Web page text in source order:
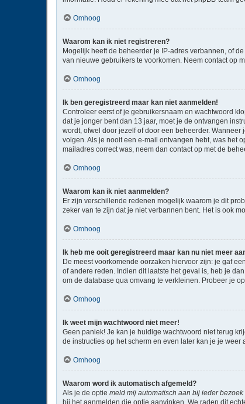
Omhoog
Waarom kan ik niet registreren?
Mogelijk heeft de beheerder je IP-adres verbannen, of
van nieuwe gebruikers te voorkomen. Neem contact op
Omhoog
Ik ben geregistreerd maar kan niet aanmelden!
Controleer eerst of je gebruikersnaam en wachtwoord
dat je jonger bent dan 13 jaar, moet je de ontvangen
wordt, ofwel door jezelf of door een beheerder.
volgen. Als je nooit een e-mail ontvangen hebt, was het
mailadres correct was, neem dan contact op met de
Omhoog
Waarom kan ik niet aanmelden?
Er zijn verschillende redenen mogelijk waarom je dit
zeker van te zijn dat je niet verbannen bent. Het is ook
Omhoog
Ik heb me ooit geregistreerd maar kan nu niet meer
De meest voorkomende oorzaken hiervoor zijn: je gaf
of andere reden. Indien dit laatste het geval is, heb je
om de database qua omvang te verkleinen. Probeer je
Omhoog
Ik weet mijn wachtwoord niet meer!
Geen paniek! Je kan je huidige wachtwoord niet terug
de instructies op het scherm en even later kan je je weer
Omhoog
Waarom word ik automatisch afgemeld?
Als je de optie meld mij automatisch aan bij ieder bezoek
bij het aanmelden die optie aanvinken. We raden dit